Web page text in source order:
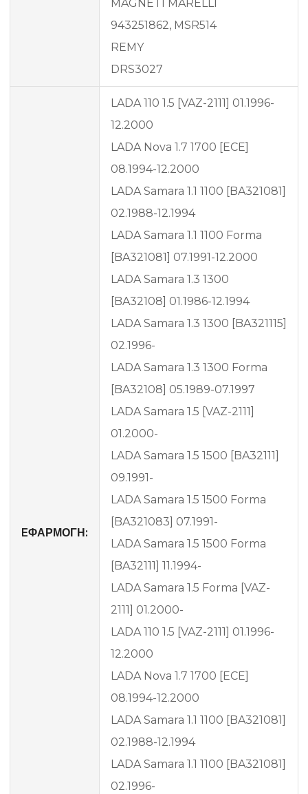
MAGNETI MARELLI
943251862, MSR514
REMY
DRS3027
EΦΑΡΜΟΓΗ:
LADA 110 1.5 [VAZ-2111] 01.1996-
12.2000
LADA Nova 1.7 1700 [ECE]
08.1994-12.2000
LADA Samara 1.1 1100 [BA321081]
02.1988-12.1994
LADA Samara 1.1 1100 Forma
[BA321081] 07.1991-12.2000
LADA Samara 1.3 1300
[BA32108] 01.1986-12.1994
LADA Samara 1.3 1300 [BA321115]
02.1996-
LADA Samara 1.3 1300 Forma
[BA32108] 05.1989-07.1997
LADA Samara 1.5 [VAZ-2111]
01.2000-
LADA Samara 1.5 1500 [BA32111]
09.1991-
LADA Samara 1.5 1500 Forma
[BA321083] 07.1991-
LADA Samara 1.5 1500 Forma
[BA32111] 11.1994-
LADA Samara 1.5 Forma [VAZ-
2111] 01.2000-
LADA 110 1.5 [VAZ-2111] 01.1996-
12.2000
LADA Nova 1.7 1700 [ECE]
08.1994-12.2000
LADA Samara 1.1 1100 [BA321081]
02.1988-12.1994
LADA Samara 1.1 1100 [BA321081]
02.1996-